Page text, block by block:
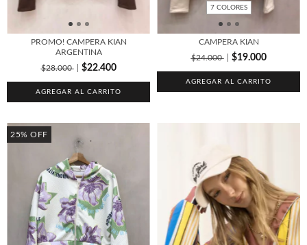
PROMO! CAMPERA KIAN
ARGENTINA
$28.000
$22.400
AGREGAR AL CARRITO
7 COLORES
CAMPERA KIAN
$24.000
$19.000
AGREGAR AL CARRITO
25% OFF